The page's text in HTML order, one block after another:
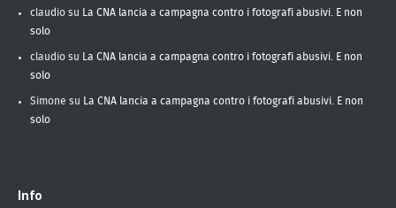
claudio su
La CNA lancia a campagna contro i fotografi abusivi. E non
solo
claudio su
La CNA lancia a campagna contro i fotografi abusivi. E non
solo
Simone su
La CNA lancia a campagna contro i fotografi abusivi. E non
solo
Info